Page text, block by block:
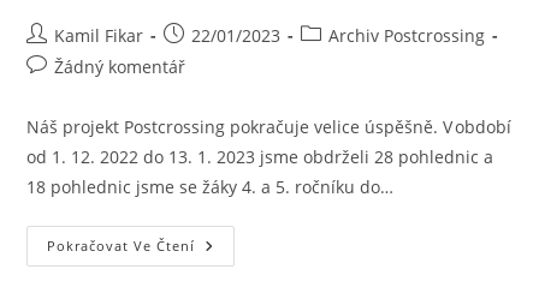
Kamil Fikar 22/01/2023
Archiv Postcrossing
Žádný komentář
Náš projekt Postcrossing pokračuje velice úspěšně. V období
od 1. 12. 2022 do 13. 1. 2023 jsme obdrželi 28 pohlednic a
18 pohlednic jsme se žáky 4. a 5. ročníku do…
Pokračovat Ve Čtení